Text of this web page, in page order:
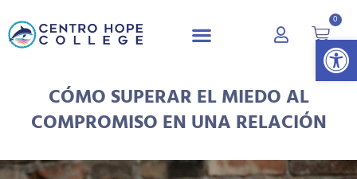
Abrir
0
CÓMO SUPERAR EL MIEDO AL
COMPROMISO EN UNA RELACIÓN